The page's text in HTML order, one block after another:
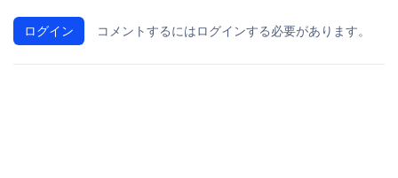
ログイン コメントするにはログインする必要があります。